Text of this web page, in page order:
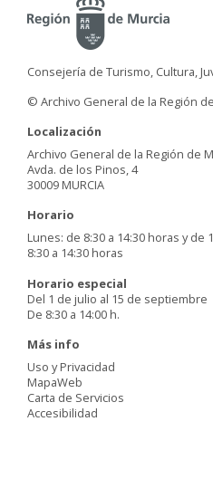
Consejería de Turismo, Cultura,
© Archivo General de la Región
Localización
Archivo General de la Región de
Avda. de los Pinos, 4
30009 MURCIA
Horario
Lunes: de 8:30 a 14:30 horas y de
8:30 a 14:30 horas
Horario especial
Del 1 de julio al 15 de septiembre
De 8:30 a 14:00 h.
Más info
Uso y Privacidad
MapaWeb
Carta de Servicios
Accesibilidad